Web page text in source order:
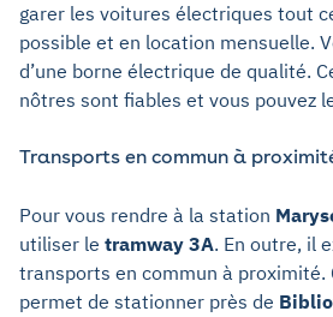
garer les voitures électriques tout
possible et en location mensuelle.
d’une borne électrique de qualité.
nôtres sont fiables et vous pouvez
Transports en commun à
Pour vous rendre à la station
utiliser le tramway 3A. En outre, il
transports en commun à proximité.
permet de stationner près de